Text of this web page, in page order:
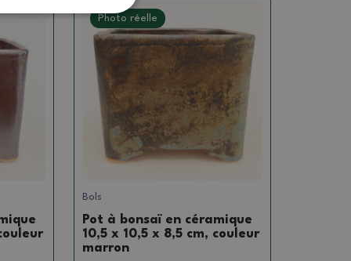
Photo réelle
Bols
Pot à bonsaï en céramique
10,5 x 10,5 x 8,5 cm, couleur
marron